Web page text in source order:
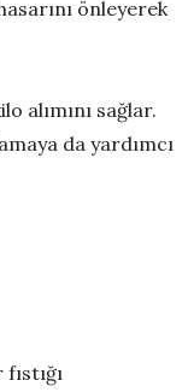
önleyerek
alımını sağlar.
da yardımcı